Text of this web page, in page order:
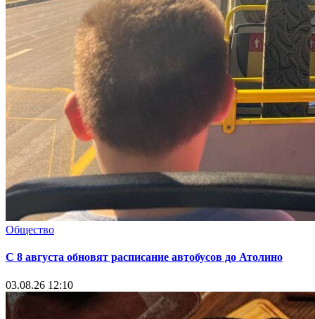
Общество
С 8 августа обновят расписание автобусов до Атолино
03.08.26 12:10